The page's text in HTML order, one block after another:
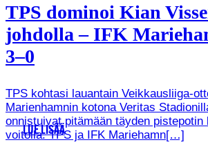
TPS dominoi Kian
johdolla – IFK
3–0
TPS kohtasi lauantain Veikkausliiga-
Marienhamnin kotona Veritas
onnistuivat pitämään täyden pistepotin
voitolla. TPS ja IFK Mariehamn[…]
LUE LISÄÄ